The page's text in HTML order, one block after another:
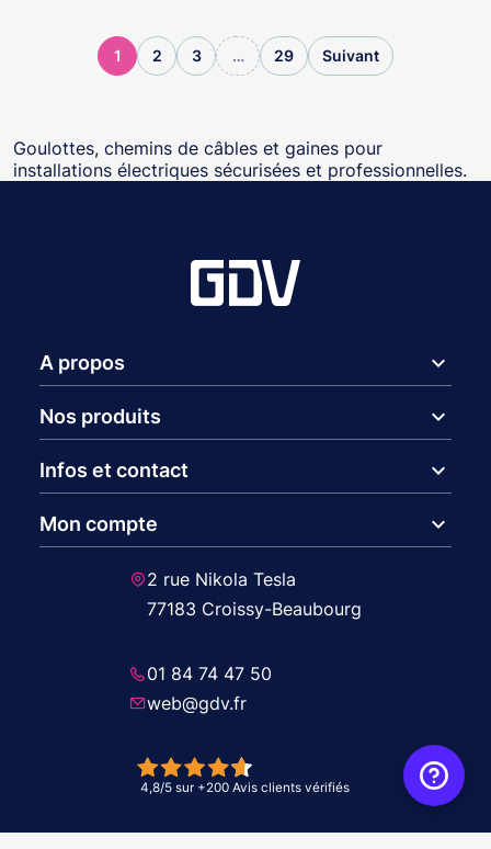
1 2 3 … 29 Suivant
Goulottes, chemins de câbles et gaines pour
installations électriques sécurisées et professionnelles.
A propos expand_more
Nos produits expand_more
Infos et contact expand_more
Mon compte expand_more
2 rue Nikola Tesla
77183 Croissy-Beaubourg
01 84 74 47 50
web@gdv.fr